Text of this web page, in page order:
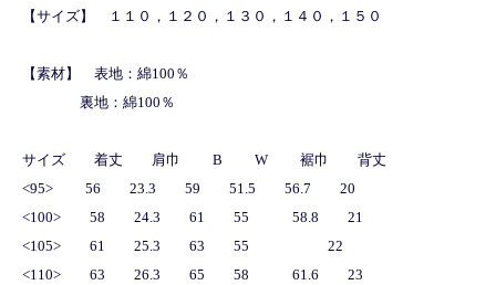
【サイズ】 １１０，１２０，１３０，１４０，１５０
【素材】 表地：綿100％
裏地：綿100％
サイズ 着丈 肩巾 B W 裾巾 背丈
<95> 56 23.3 59 51.5 56.7 20
<100> 58 24.3 61 55 58.8 21
<105> 61 25.3 63 55 22
<110> 63 26.3 65 58 61.6 23